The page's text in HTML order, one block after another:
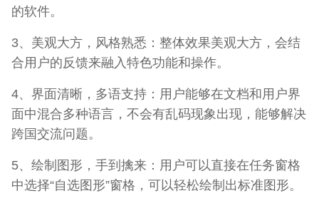
的软件。
3、美观大方，风格熟悉：整体效果美观大方，会结
合用户的反馈来融入特色功能和操作。
4、界面清晰，多语支持：用户能够在文档和用户界
面中混合多种语言，不会有乱码现象出现，能够解决
跨国交流问题。
5、绘制图形，手到擒来：用户可以直接在任务窗格
中选择“自选图形”窗格，可以轻松绘制出标准图形。